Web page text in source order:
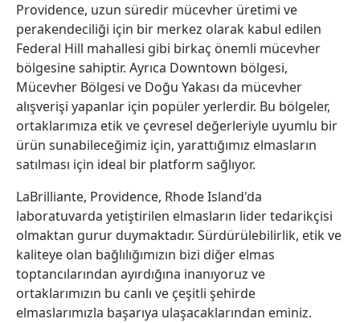
Providence, uzun süredir mücevher üretimi ve
perakendeciliği için bir merkez olarak kabul edilen
Federal Hill mahallesi gibi birkaç önemli mücevher
bölgesine sahiptir. Ayrıca Downtown bölgesi,
Mücevher Bölgesi ve Doğu Yakası da mücevher
alışverişi yapanlar için popüler yerlerdir. Bu bölgeler,
ortaklarımıza etik ve çevresel değerleriyle uyumlu bir
ürün sunabileceğimiz için, yarattığımız elmasların
satılması için ideal bir platform sağlıyor.
LaBrilliante, Providence, Rhode Island'da
laboratuvarda yetiştirilen elmasların lider tedarikçisi
olmaktan gurur duymaktadır. Sürdürülebilirlik, etik ve
kaliteye olan bağlılığımızın bizi diğer elmas
toptancılarından ayırdığına inanıyoruz ve
ortaklarımızın bu canlı ve çeşitli şehirde
elmaslarımızla başarıya ulaşacaklarından eminiz.